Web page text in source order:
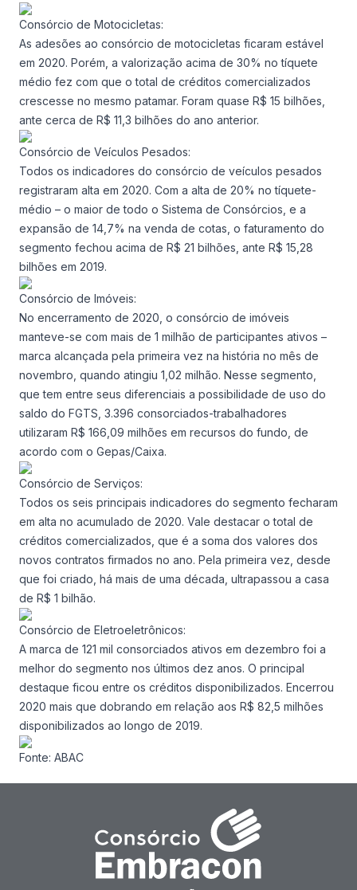
Consórcio de Motocicletas:
As adesões ao consórcio de motocicletas ficaram estável
em 2020. Porém, a valorização acima de 30% no tíquete
médio fez com que o total de créditos comercializados
crescesse no mesmo patamar. Foram quase R$ 15 bilhões,
ante cerca de R$ 11,3 bilhões do ano anterior.
Consórcio de Veículos Pesados:
Todos os indicadores do consórcio de veículos pesados
registraram alta em 2020. Com a alta de 20% no tíquete-
médio – o maior de todo o Sistema de Consórcios, e a
expansão de 14,7% na venda de cotas, o faturamento do
segmento fechou acima de R$ 21 bilhões, ante R$ 15,28
bilhões em 2019.
Consórcio de Imóveis:
No encerramento de 2020, o consórcio de imóveis
manteve-se com mais de 1 milhão de participantes ativos –
marca alcançada pela primeira vez na história no mês de
novembro, quando atingiu 1,02 milhão. Nesse segmento,
que tem entre seus diferenciais a possibilidade de uso do
saldo do FGTS, 3.396 consorciados-trabalhadores
utilizaram R$ 166,09 milhões em recursos do fundo, de
acordo com o Gepas/Caixa.
Consórcio de Serviços:
Todos os seis principais indicadores do segmento fecharam
em alta no acumulado de 2020. Vale destacar o total de
créditos comercializados, que é a soma dos valores dos
novos contratos firmados no ano. Pela primeira vez, desde
que foi criado, há mais de uma década, ultrapassou a casa
de R$ 1 bilhão.
Consórcio de Eletroeletrônicos:
A marca de 121 mil consorciados ativos em dezembro foi a
melhor do segmento nos últimos dez anos. O principal
destaque ficou entre os créditos disponibilizados. Encerrou
2020 mais que dobrando em relação aos R$ 82,5 milhões
disponibilizados ao longo de 2019.
Fonte: ABAC